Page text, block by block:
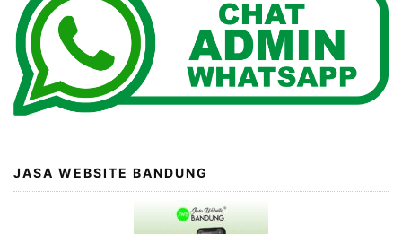
JASA WEBSITE BANDUNG